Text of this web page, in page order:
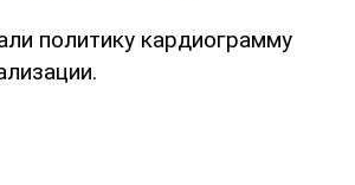
политику кардиограмму